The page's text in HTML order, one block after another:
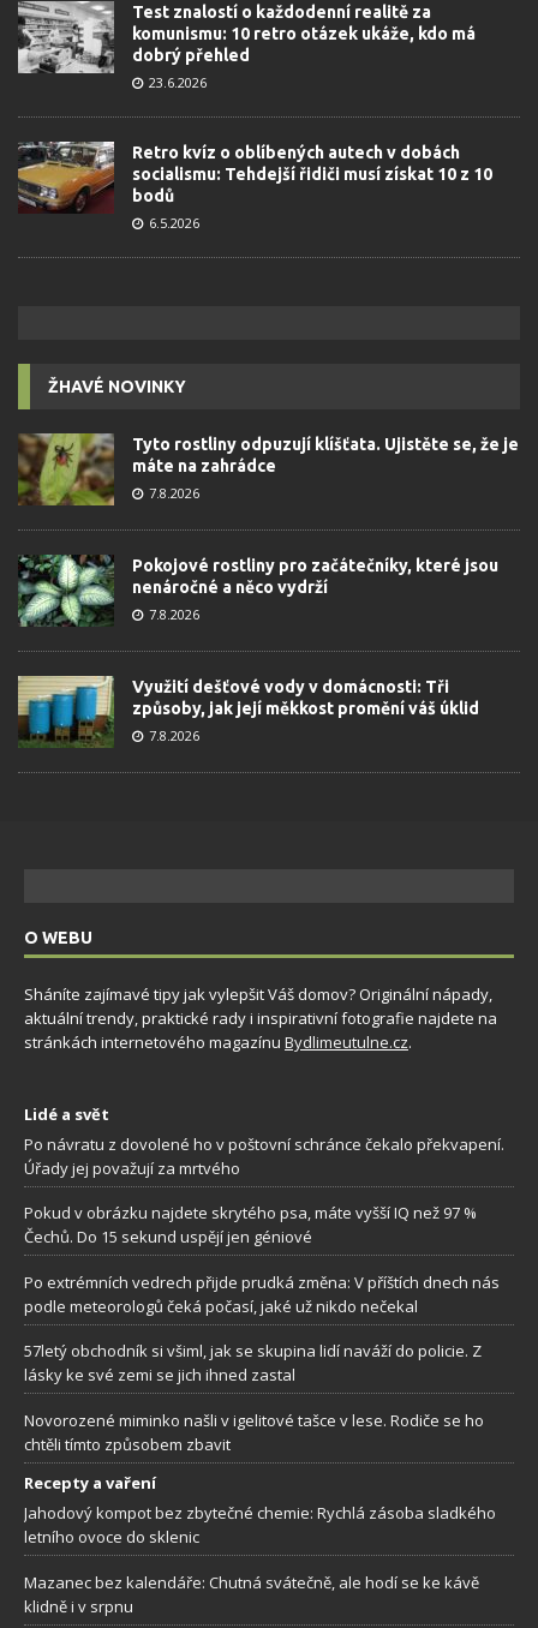
Test znalostí o každodenní realitě za
komunismu: 10 retro otázek ukáže, kdo má
dobrý přehled
23.6.2026
Retro kvíz o oblíbených autech v dobách
socialismu: Tehdejší řidiči musí získat 10 z 10
bodů
6.5.2026
ŽHAVÉ NOVINKY
Tyto rostliny odpuzují klíšťata. Ujistěte se, že je
máte na zahrádce
7.8.2026
Pokojové rostliny pro začátečníky, které jsou
nenáročné a něco vydrží
7.8.2026
Využití dešťové vody v domácnosti: Tři
způsoby, jak její měkkost promění váš úklid
7.8.2026
O WEBU
Sháníte zajímavé tipy jak vylepšit Váš domov? Originální nápady,
aktuální trendy, praktické rady i inspirativní fotografie najdete na
stránkách internetového magazínu Bydlimeutulne.cz.
Lidé a svět
Po návratu z dovolené ho v poštovní schránce čekalo překvapení.
Úřady jej považují za mrtvého
Pokud v obrázku najdete skrytého psa, máte vyšší IQ než 97 %
Čechů. Do 15 sekund uspějí jen géniové
Po extrémních vedrech přijde prudká změna: V příštích dnech nás
podle meteorologů čeká počasí, jaké už nikdo nečekal
57letý obchodník si všiml, jak se skupina lidí naváží do policie. Z
lásky ke své zemi se jich ihned zastal
Novorozené miminko našli v igelitové tašce v lese. Rodiče se ho
chtěli tímto způsobem zbavit
Recepty a vaření
Jahodový kompot bez zbytečné chemie: Rychlá zásoba sladkého
letního ovoce do sklenic
Mazanec bez kalendáře: Chutná svátečně, ale hodí se ke kávě
klidně i v srpnu